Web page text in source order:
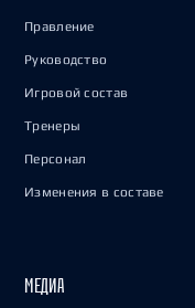
Правление
Руководство
Игровой состав
Тренеры
Персонал
Изменения в составе
МЕДИА